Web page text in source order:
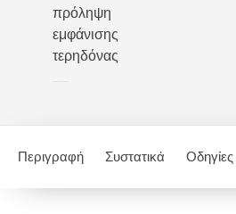
πρόληψη
εμφάνισης
τερηδόνας
Περιγραφή Συστατικά